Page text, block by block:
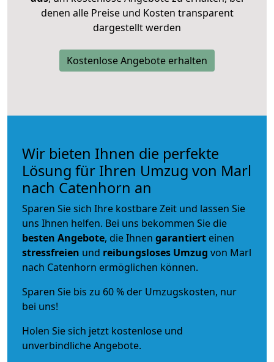
denen alle Preise und Kosten transparent
dargestellt werden
Kostenlose Angebote erhalten
Wir bieten Ihnen die perfekte
Lösung für Ihren Umzug von Marl
nach Catenhorn an
Sparen Sie sich Ihre kostbare Zeit und lassen Sie
uns Ihnen helfen. Bei uns bekommen Sie die
besten Angebote, die Ihnen garantiert einen
stressfreien und reibungsloses Umzug von Marl
nach Catenhorn ermöglichen können.
Sparen Sie bis zu 60 % der Umzugskosten, nur
bei uns!
Holen Sie sich jetzt kostenlose und
unverbindliche Angebote.